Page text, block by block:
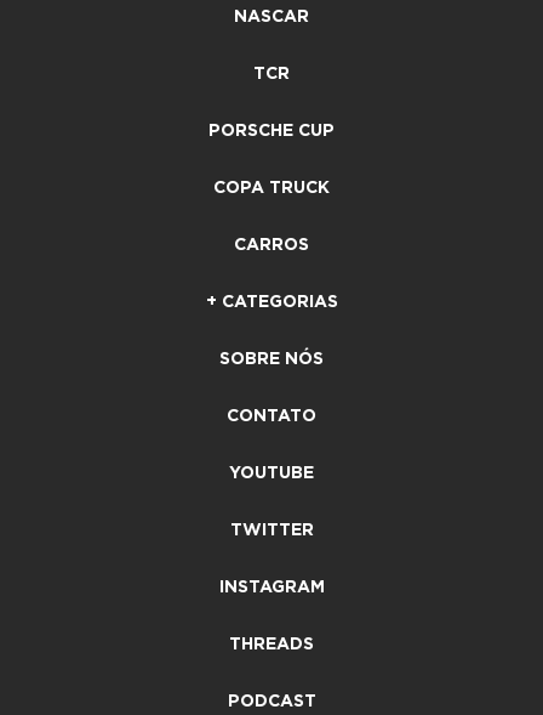
NASCAR
TCR
PORSCHE CUP
COPA TRUCK
CARROS
+ CATEGORIAS
SOBRE NÓS
CONTATO
YOUTUBE
TWITTER
INSTAGRAM
THREADS
PODCAST